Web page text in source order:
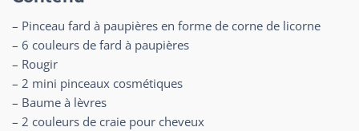
– Pinceau fard à paupières en forme de corne de licorne
– 6 couleurs de fard à paupières
– Rougir
– 2 mini pinceaux cosmétiques
– Baume à lèvres
– 2 couleurs de craie pour cheveux